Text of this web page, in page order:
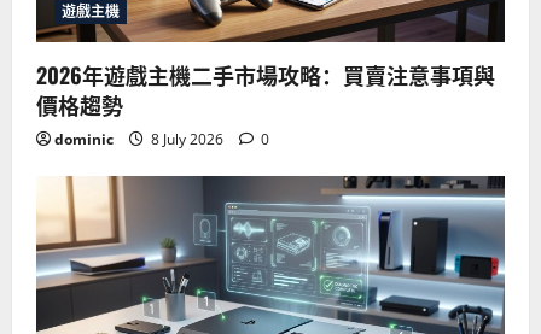
遊戲主機
2026年遊戲主機二手市場攻略：買賣注意事項與
價格趨勢
dominic 8 July 2026 0